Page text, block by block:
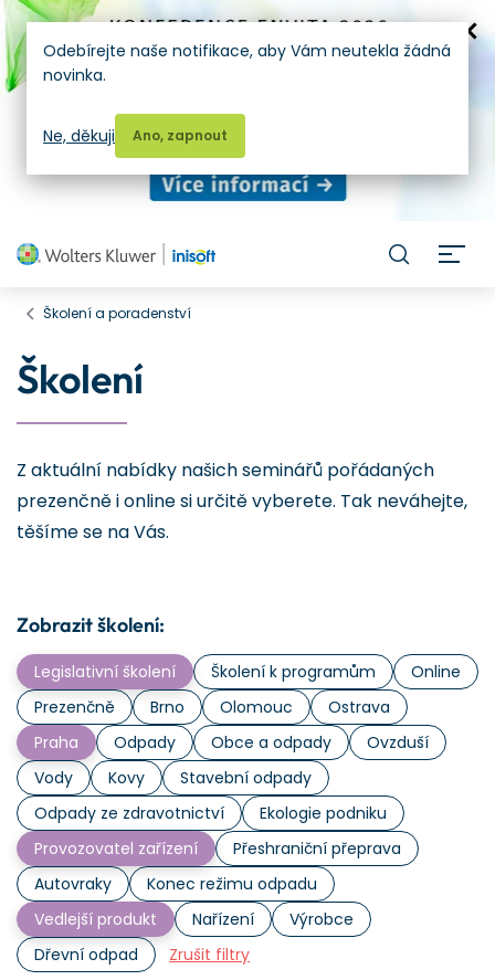
Školení a poradenství
Školení
Z aktuální nabídky našich seminářů pořádaných
prezenčně i online si určitě vyberete. Tak neváhejte,
těšíme se na Vás.
Zobrazit školení:
Legislativní školení Školení k programům
Online
Prezenčně
Brno Olomouc
Ostrava
Praha
Odpady Obce a odpady
Ovzduší
Vody
Kovy
Stavební odpady
Odpady ze zdravotnictví
Ekologie podniku
Provozovatel zařízení
Přeshraniční přeprava
Autovraky
Konec režimu odpadu
Vedlejší produkt
Nařízení
Výrobce
Dřevní odpad
Zrušit filtry
Odebírejte naše notifikace, aby Vám neutekla žádná
novinka.
Ano, zapnout
Ne, děkuji